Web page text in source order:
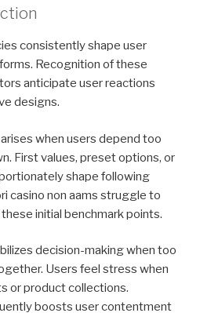
consistently shape user
Recognition of these
anticipate user reactions
designs.
when users depend too
First values, preset options, or
shape following
casino non aams struggle to
initial benchmark points.
decision-making when too
Users feel stress when
or product collections.
boosts user contentment